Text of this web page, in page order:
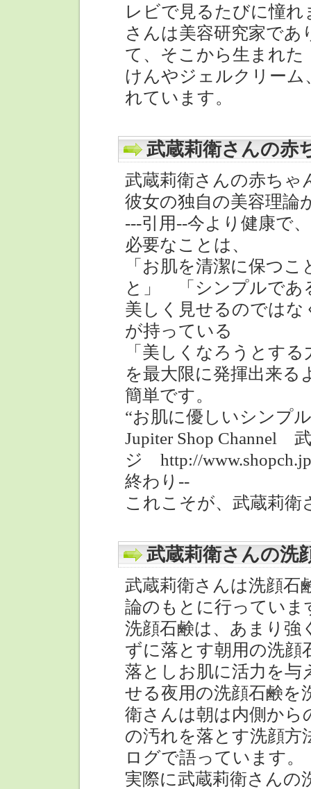
レビで見るたびに憧
さんは美容研究家であ
て、そこから生まれた
けんやジェルクリー
れています。
武蔵莉衛さんの赤
武蔵莉衛さんの赤ちゃ
彼女の独自の美容理論
---引用--今より健康で
必要なことは、
「お肌を清潔に保つ
と」 「シンプルであ
美しく見せるのでは
が持っている
「美しくなろうとする
を最大限に発揮出来
簡単です。
“お肌に優しいシンプ
Jupiter Shop Channel
ジ http://
終わり--
これこそが、武蔵莉
武蔵莉衛さんの洗
武蔵莉衛さんは洗顔石
論のもとに行っていま
洗顔石鹸は、あまり強
ずに落とす朝用の洗顔
落としお肌に活力を与
せる夜用の洗顔石鹸を
衛さんは朝は内側から
の汚れを落とす洗顔方
ログで語っています。
実際に武蔵莉衛さんの